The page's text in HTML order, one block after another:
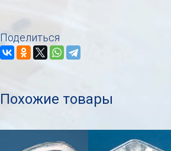
Поделиться
Похожие товары